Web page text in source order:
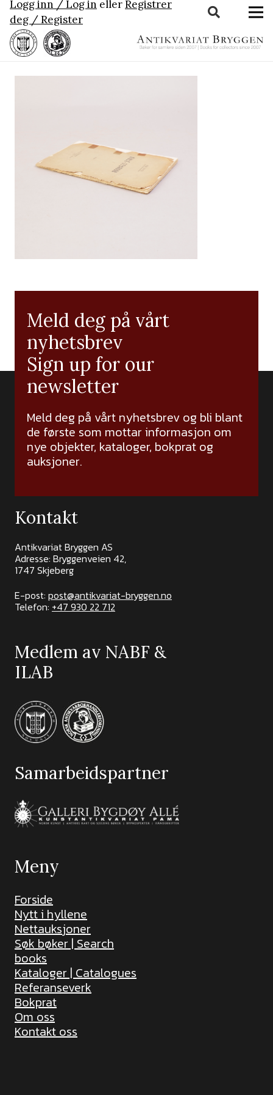
Logg inn / Log in ellerRegistrer
deg / Register
Meld deg på vårt
nyhetsbrev
Sign up for our
newsletter
Meld deg på vårt nyhetsbrev og bli blant
de første som mottar informasjon om
nye objekter, kataloger, bokprat og
auksjoner.
Kontakt
Antikvariat Bryggen AS
Adresse: Bryggenveien 42,
1747 Skjeberg
E-post: post@antikvariat-bryggen.no
Telefon: +47 930 22 712
Medlem av NABF &
ILAB
Samarbeidspartner
Meny
Forside
Nytt i hyllene
Nettauksjoner
Søk bøker | Search
books
Kataloger | Catalogues
Referanseverk
Bokprat
Om oss
Kontakt oss